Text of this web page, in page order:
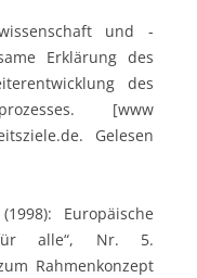
und -
Erklärung des
des
[www
Gelesen
Europäische
für alle“, Nr. 5.
Rahmenkonzept